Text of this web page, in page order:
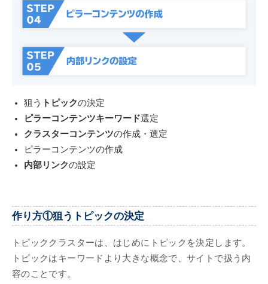
狙う トピックの決定
ピラーコンテンツキーワード選定
クラスターコンテンツの作成・選定
ピラーコンテンツの作成
内部リンクの設定
作り方①狙うトピックの決定
トピッククラスターは、はじめにトピックを決定します。
トピックはキーワードより大きな概念で、サイトで扱う内
容のことです。